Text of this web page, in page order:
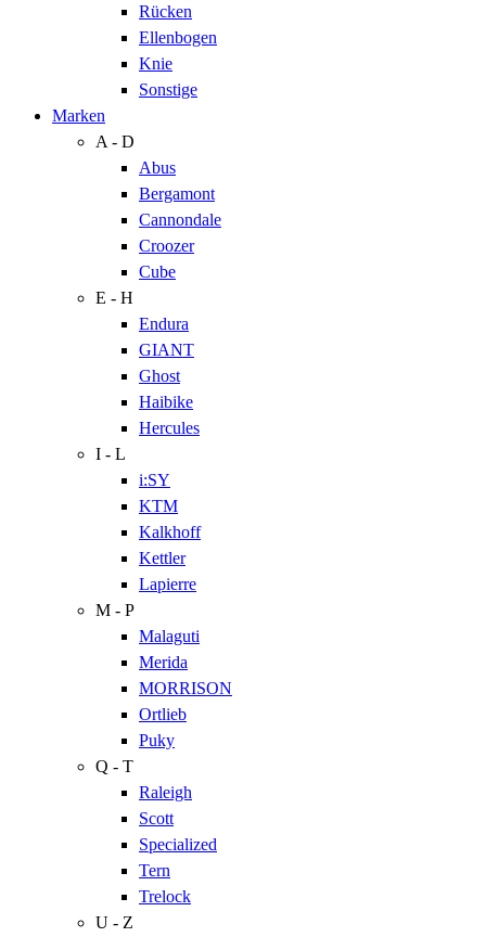
Rücken
Ellenbogen
Knie
Sonstige
Marken
A - D
Abus
Bergamont
Cannondale
Croozer
Cube
E - H
Endura
GIANT
Ghost
Haibike
Hercules
I - L
i:SY
KTM
Kalkhoff
Kettler
Lapierre
M - P
Malaguti
Merida
MORRISON
Ortlieb
Puky
Q - T
Raleigh
Scott
Specialized
Tern
Trelock
U - Z